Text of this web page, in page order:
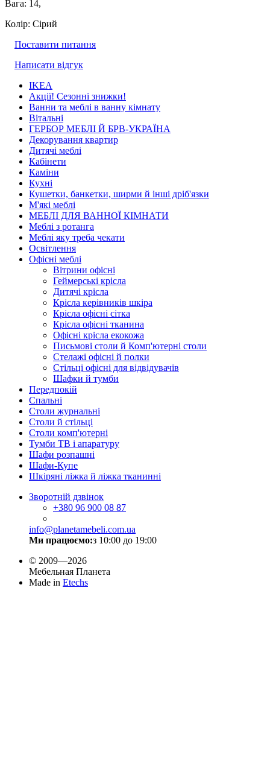
Вага: 14,
Колір: Сірий
Поставити питання
Написати відгук
IKEA
Акції! Сезонні знижки!
Ванни та меблі в ванну кімнату
Вітальні
ГЕРБОР МЕБЛІ Й БРВ-УКРАЇНА
Декорування квартир
Дитячі меблі
Кабінети
Каміни
Кухні
Кушетки, банкетки, ширми й інші дріб'язки
М'які меблі
МЕБЛІ ДЛЯ ВАННОЇ КІМНАТИ
Меблі з ротанга
Меблі яку треба чекати
Освітлення
Офісні меблі
Вітрини офісні
Геймерські крісла
Дитячі крісла
Крісла керівників шкіра
Крісла офісні сітка
Крісла офісні тканина
Офісні крісла екокожа
Письмові столи й Комп'ютерні столи
Стелажі офісні й полки
Стільці офісні для відвідувачів
Шафки й тумби
Передпокій
Спальні
Столи журнальні
Столи й стільці
Столи комп'ютерні
Тумби ТВ і апаратуру
Шафи розпашні
Шафи-Купе
Шкіряні ліжка й ліжка тканинні
Зворотній дзвінок
+380 96 900 08 87
info@planetamebeli.com.ua
Ми працюємо:з 10:00 до 19:00
© 2009—2026
Мебельная Планета
Made in Etechs